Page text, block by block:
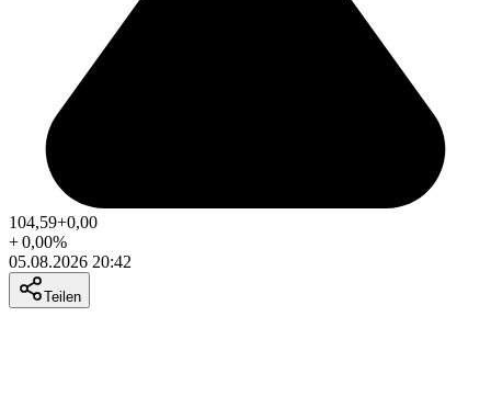
104,59+0,00
+0,00%
05.08.2026 20:42
Teilen